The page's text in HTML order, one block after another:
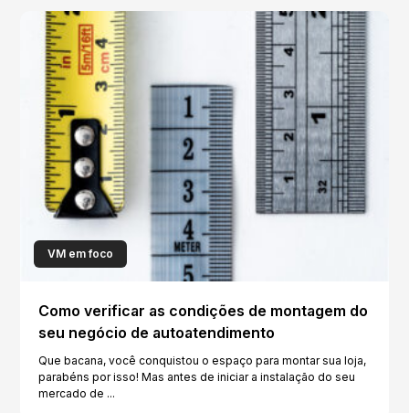
VM em foco
Como verificar as condições de montagem do
seu negócio de autoatendimento
Que bacana, você conquistou o espaço para montar sua loja,
parabéns por isso! Mas antes de iniciar a instalação do seu
mercado de ...